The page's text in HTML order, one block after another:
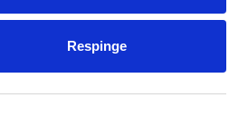
Respinge